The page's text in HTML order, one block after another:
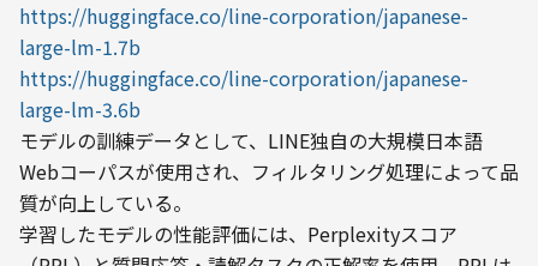
https://huggingface.co/line-corporation/japanese-
large-lm-1.7b
https://huggingface.co/line-corporation/japanese-
large-lm-3.6b
モデルの訓練データとして、LINE独自の大規模日本語
Webコーパスが使用され、フィルタリング処理によって品
質が向上している。
学習したモデルの性能評価には、Perplexityスコア